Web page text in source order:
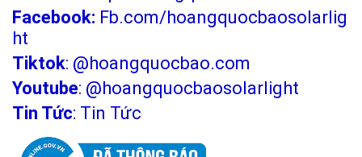
Facebook: Fb.com/hoangquocbaosolarlig
ht
Tiktok: @hoangquocbao.com
Youtube: @hoangquocbaosolarlight
Tin Tức: Tin Tức